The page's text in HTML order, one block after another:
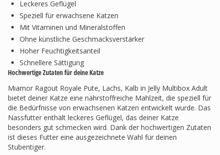
Leckeres Geflügel
Speziell für erwachsene Katzen
Mit Vitaminen und Mineralstoffen
Ohne künstliche Geschmacksverstärker
Hoher Feuchtigkeitsanteil
Schnellere Sättigung
Hochwertige Zutaten für deine Katze
Miamor Ragout Royale Pute, Lachs, Kalb in Jelly Multibox Adult
bietet deiner Katze eine nährstoffreiche Mahlzeit, die speziell für
die Bedürfnisse von erwachsenen Katzen entwickelt wurde. Das
Nassfutter enthält leckeres Geflügel, das deiner Katze
besonders gut schmecken wird. Dank der hochwertigen Zutaten
ist dieses Futter eine ausgezeichnete Wahl für deinen
Stubentiger.